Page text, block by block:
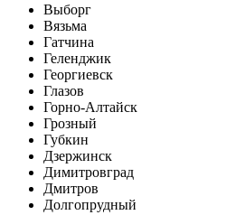
Выборг
Вязьма
Гатчина
Геленджик
Георгиевск
Глазов
Горно-Алтайск
Грозный
Губкин
Дзержинск
Димитровград
Дмитров
Долгопрудный